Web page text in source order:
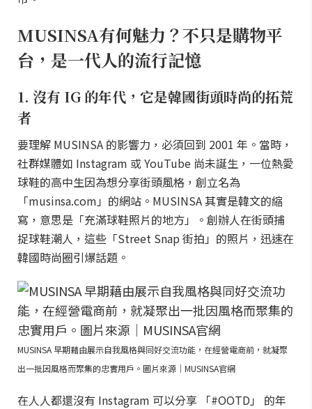
MUSINSA有何魅力？不只是購物平
台，是一代人的流行記憶
1. 沒有 IG 的年代，它是韓國街頭時尚的拓荒
者
要理解 MUSINSA 的影響力，必須回到 2001 年。當時，
社群媒體如 Instagram 或 YouTube 尚未誕生，一位熱愛
球鞋的高中生因為想分享街頭風格，創立名為
「musinsa.com」的網站。MUSINSA 其實是韓文的縮
寫，意思是「充滿球鞋照片的地方」。創辦人在街頭捕
捉球鞋潮人，這些「Street Snap 街拍」的照片，迅速在
韓國時尚圈引爆話題。
MUSINSA 早期藉由展示自我風格與同好交流功能，在經營電商前，就凝聚
出一批因風格而聚集的忠實用戶。圖片來源｜MUSINSA官網
在人人都還沒有 Instagram 可以分享 「#OOTD」 的年